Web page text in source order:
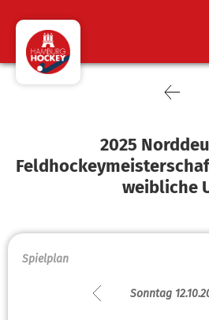
2025
weibliche
Spielplan
Sonntag